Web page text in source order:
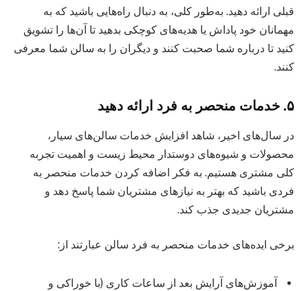
قبلی ارائه دهید. به‌طور کلی، به دنبال راه‌هایی باشید که به
مهمانان خود پاداش یا هدیه‌های کوچکی بدهید تا آن‌ها را تشویق
کنید تا درباره شما صحبت کنند و دیگران را به سالن شما معرفی
کنند.
۵. خدمات منحصر به فرد ارائه دهید
در سال‌های اخیر، شاهد افزایش خدمات سالن‌های سیار،
محصولات و شیوه‌های دوستدار محیط زیست و اهمیت تجربه
کلی مشتری هستیم. به فکر اضافه کردن خدمات منحصر به
فردی باشید که بهتر به نیازهای مشتریان شما پاسخ دهد و
مشتریان جدیدی جذب کند.
برخی ایده‌های خدمات منحصر به فرد سالن عبارتند از:
آموزش‌های آرایش بعد از ساعات کاری (با خوراکی و